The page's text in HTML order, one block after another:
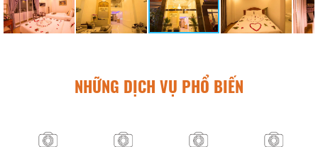
NHỮNG DỊCH VỤ PHỔ BIẾN